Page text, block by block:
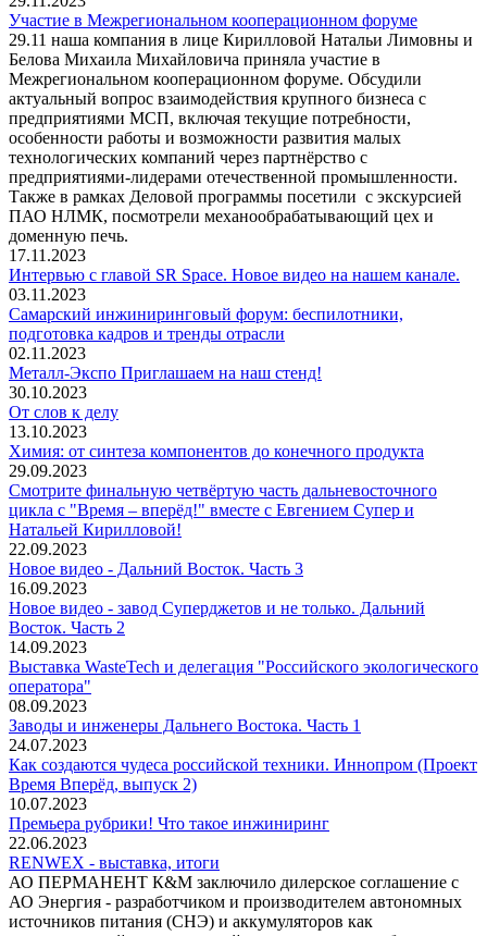
Участие в Межрегиональном кооперационном форуме
29.11 наша компания в лице Кирилловой Натальи Лимовны и
Белова Михаила Михайловича приняла участие в
Межрегиональном кооперационном форуме. Обсудили
актуальный вопрос взаимодействия крупного бизнеса с
предприятиями МСП, включая текущие потребности,
особенности работы и возможности развития малых
технологических компаний через партнёрство с
предприятиями-лидерами отечественной промышленности.
Также в рамках Деловой программы посетили с экскурсией
ПАО НЛМК, посмотрели механообрабатывающий цех и
доменную печь.
17.11.2023
Интервью с главой SR Space. Новое видео на нашем канале.
03.11.2023
Самарский инжиниринговый форум: беспилотники,
подготовка кадров и тренды отрасли
02.11.2023
Металл-Экспо Приглашаем на наш стенд!
30.10.2023
От слов к делу
13.10.2023
Химия: от синтеза компонентов до конечного продукта
29.09.2023
Смотрите финальную четвёртую часть дальневосточного
цикла с "Время – вперёд!" вместе с Евгением Супер и
Натальей Кирилловой!
22.09.2023
Новое видео - Дальний Восток. Часть 3
16.09.2023
Новое видео - завод Суперджетов и не только. Дальний
Восток. Часть 2
14.09.2023
Выставка WasteTech и делегация "Российского экологического
оператора"
08.09.2023
Заводы и инженеры Дальнего Востока. Часть 1
24.07.2023
Как создаются чудеса российской техники. Иннопром (Проект
Время Вперёд, выпуск 2)
10.07.2023
Премьера рубрики! Что такое инжиниринг
22.06.2023
RENWEX - выставка, итоги
АО ПЕРМАНЕНТ К&М заключило дилерское соглашение с
АО Энергия - разработчиком и производителем автономных
источников питания (СНЭ) и аккумуляторов как